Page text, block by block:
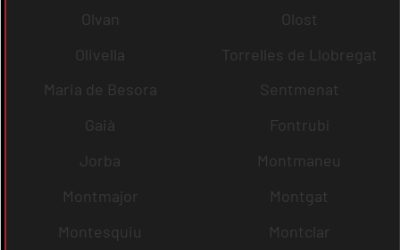
Olvan
Olost
Olivella
Torrelles de Llobregat
Maria de Besora
Sentmenat
Gaià
Fontrubí
Jorba
Montmaneu
Montmajor
Montgat
Montesquiu
Montclar